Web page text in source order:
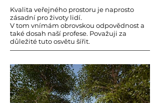
Kvalita veřejného prostoru je naprosto
zásadní pro životy lidí.
V tom vnímám obrovskou odpovědnost a
také dosah naší profese. Považuji za
důležité tuto osvětu šířit.